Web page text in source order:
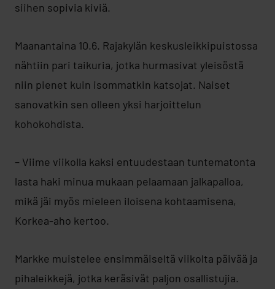
siihen sopivia kiviä.
Maanantaina 10.6. Rajakylän keskusleikkipuistossa
nähtiin pari taikuria, jotka hurmasivat yleisöstä
niin pienet kuin isommatkin katsojat. Naiset
sanovatkin sen olleen yksi harjoittelun
kohokohdista.
– Viime viikolla kaksi entuudestaan tuntematonta
lasta haki minua mukaan pelaamaan jalkapalloa,
mikä jäi myös mieleen iloisena kohtaamisena,
Korkea-aho kertoo.
Markke muistelee ensimmäiseltä viikolta päivää ja
pihaleikkejä, jotka keräsivät paljon osallistujia.